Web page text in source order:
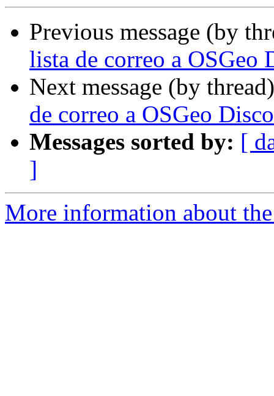
Previous message (by
lista de correo a OSGeo
Next message (by
de correo a OSGeo
Messages sorted by: [
]
More information about